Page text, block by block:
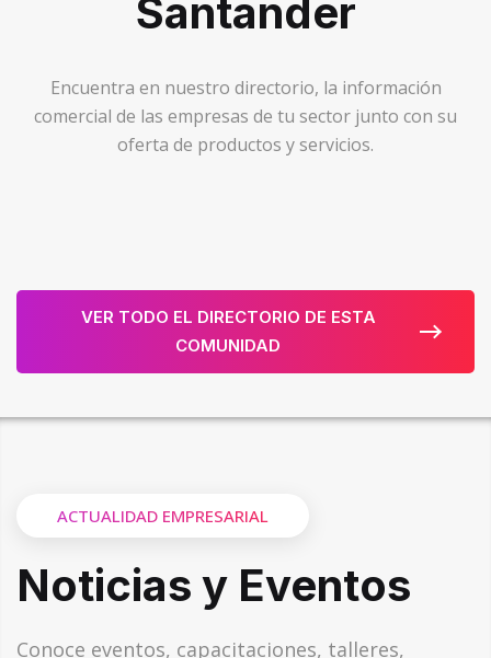
Santander
Encuentra en nuestro directorio, la información
comercial de las empresas de tu sector junto con su
oferta de productos y servicios.
VER TODO EL DIRECTORIO DE ESTA
COMUNIDAD
ACTUALIDAD EMPRESARIAL
Noticias y Eventos
Conoce eventos, capacitaciones, talleres,